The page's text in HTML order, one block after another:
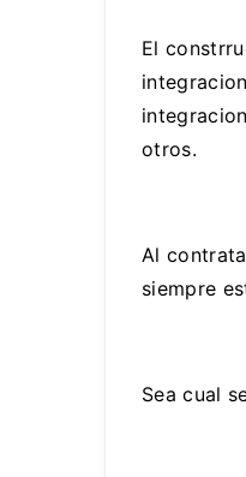
El
otros.
Al
siempre
Sea cual